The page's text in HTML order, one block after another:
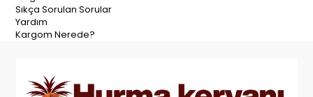
Sıkça Sorulan Sorular
Yardım
Kargom Nerede?